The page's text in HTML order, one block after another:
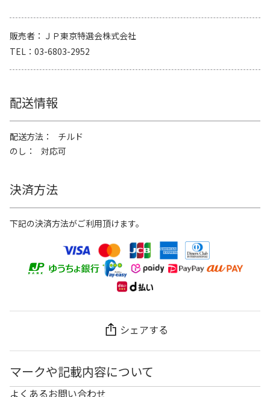
販売者
ＪＰ東京特選会株式会社
TEL
03-6803-2952
配送情報
配送方法
チルド
のし
対応可
決済方法
下記の決済方法がご利用頂けます。
シェアする
マークや記載内容について
よくあるお問い合わせ